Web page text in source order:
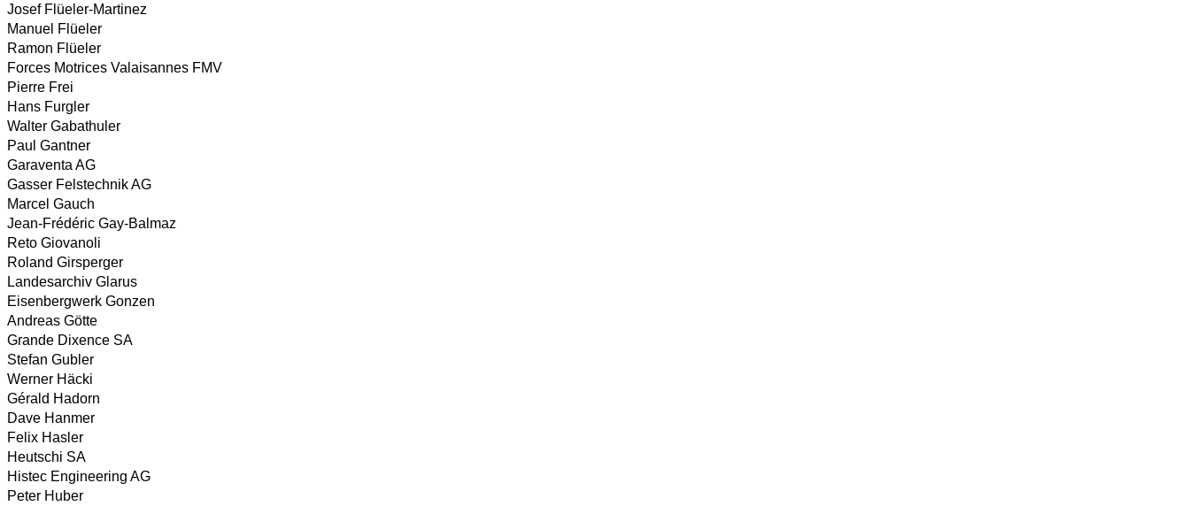
Josef Flüeler-Martinez
Manuel Flüeler
Ramon Flüeler
Forces Motrices Valaisannes FMV
Pierre Frei
Hans Furgler
Walter Gabathuler
Paul Gantner
Garaventa AG
Gasser Felstechnik AG
Marcel Gauch
Jean-Frédéric Gay-Balmaz
Reto Giovanoli
Roland Girsperger
Landesarchiv Glarus
Eisenbergwerk Gonzen
Andreas Götte
Grande Dixence SA
Stefan Gubler
Werner Häcki
Gérald Hadorn
Dave Hanmer
Felix Hasler
Heutschi SA
Histec Engineering AG
Peter Huber